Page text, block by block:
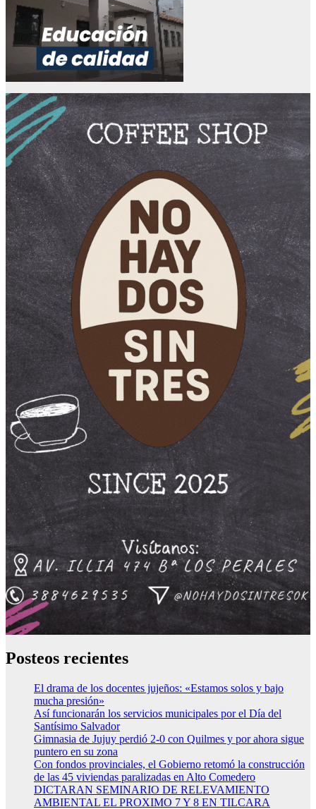
Posteos recientes
El drama de los docentes jujeños: «Estamos solos y bajo
mucha presión»
Así funcionarán los servicios municipales por el Día del
Santísimo Salvador
Gimnasia de Jujuy perdió 2-0 con Quilmes y por ahora sigue
puntero en su zona
Con fondos provinciales, el Gobierno retomó la construcción
de las 45 viviendas paralizadas en Alto Comedero
DICTARAN SEMINARIO DE RELEVAMIENTO
AMBIENTAL EL PROXIMO 7 Y 8 EN TILCARA